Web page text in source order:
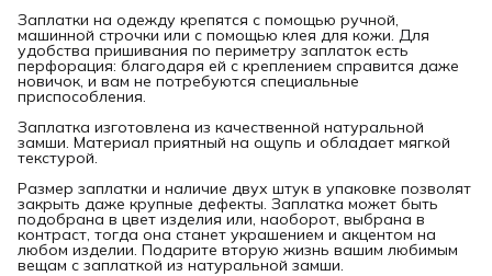
Заплатки на одежду крепятся с помощью ручной,
машинной строчки или с помощью клея для кожи. Для
удобства пришивания по периметру заплаток есть
перфорация: благодаря ей с креплением справится даже
новичок, и вам не потребуются специальные
приспособления.
Заплатка изготовлена из качественной натуральной
замши. Материал приятный на ощупь и обладает мягкой
текстурой.
Размер заплатки и наличие двух штук в упаковке позволят
закрыть даже крупные дефекты. Заплатка может быть
подобрана в цвет изделия или, наоборот, выбрана в
контраст, тогда она станет украшением и акцентом на
любом изделии. Подарите вторую жизнь вашим любимым
вещам с заплаткой из натуральной замши.